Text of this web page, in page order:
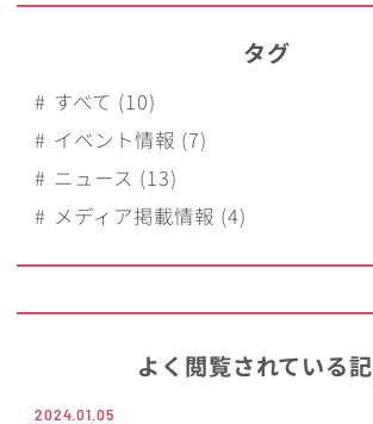
タグ
すべて (10)
イベント情報 (7)
ニュース (13)
メディア掲載情報 (4)
よく閲覧されている
2024.01.05